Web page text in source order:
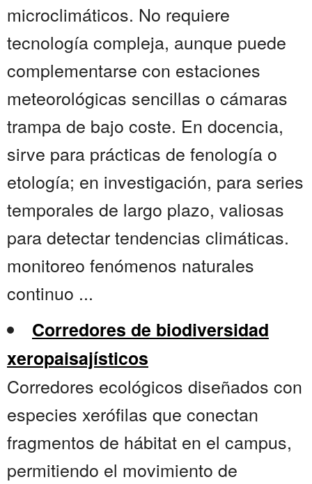
microclimáticos. No requiere
tecnología compleja, aunque puede
complementarse con estaciones
meteorológicas sencillas o cámaras
trampa de bajo coste. En docencia,
sirve para prácticas de fenología o
etología; en investigación, para series
temporales de largo plazo, valiosas
para detectar tendencias climáticas.
monitoreo fenómenos naturales
continuo ...
Corredores de biodiversidad
xeropaisajísticos
Corredores ecológicos diseñados con
especies xerófilas que conectan
fragmentos de hábitat en el campus,
permitiendo el movimiento de